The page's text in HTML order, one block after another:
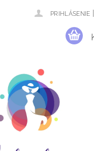
PRIHLÁSENIE |